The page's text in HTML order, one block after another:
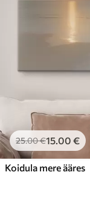
25.00€15.00 €
Koidula mere ääres